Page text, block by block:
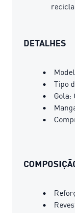
DETALHES
Tipo
Gola: